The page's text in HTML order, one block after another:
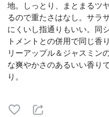
地。しっとり、まとまるツ
るので重たさはなし。サラ
にくいし指通りもいい。同
トメントとの併用で同じ香
リーアップル＆ジャスミン
な爽やかさのあるいい香り
り。